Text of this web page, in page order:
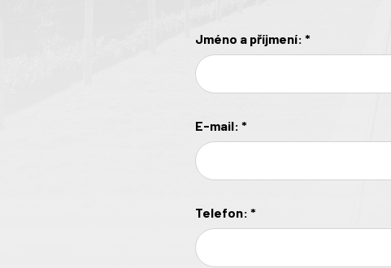
Jméno a příjmení: *
E-mail: *
Telefon: *